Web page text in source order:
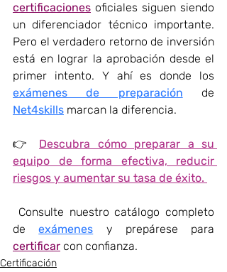
certificaciones oficiales siguen siendo
un diferenciador técnico importante.
Pero el verdadero retorno de inversión
está en lograr la aprobación desde el
exámenes de preparación
Net4skills marcan la diferencia.
👉 Descubra cómo preparar a su
equipo de forma efectiva, reducir
riesgos y aumentar su tasa de éxito.
Consulte nuestro catálogo completo
de exámenes
certificar con confianza.
Certificación